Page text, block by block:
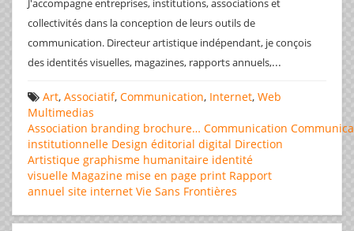
J'accompagne entreprises, institutions, associations et
collectivités dans la conception de leurs outils de
communication. Directeur artistique indépendant, je conçois
des identités visuelles, magazines, rapports annuels,...
Art, Associatif, Communication, Internet, Web
Multimedias
Association branding brochure… Communication
institutionnelle Design éditorial digital Direction
Artistique graphisme humanitaire identité
visuelle Magazine mise en page print Rapport
annuel site internet Vie Sans Frontières